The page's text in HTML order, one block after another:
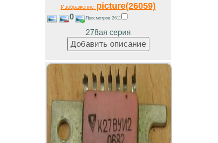
Изображениеpicture(26059)
0 Просмотров 2611
278ая серия